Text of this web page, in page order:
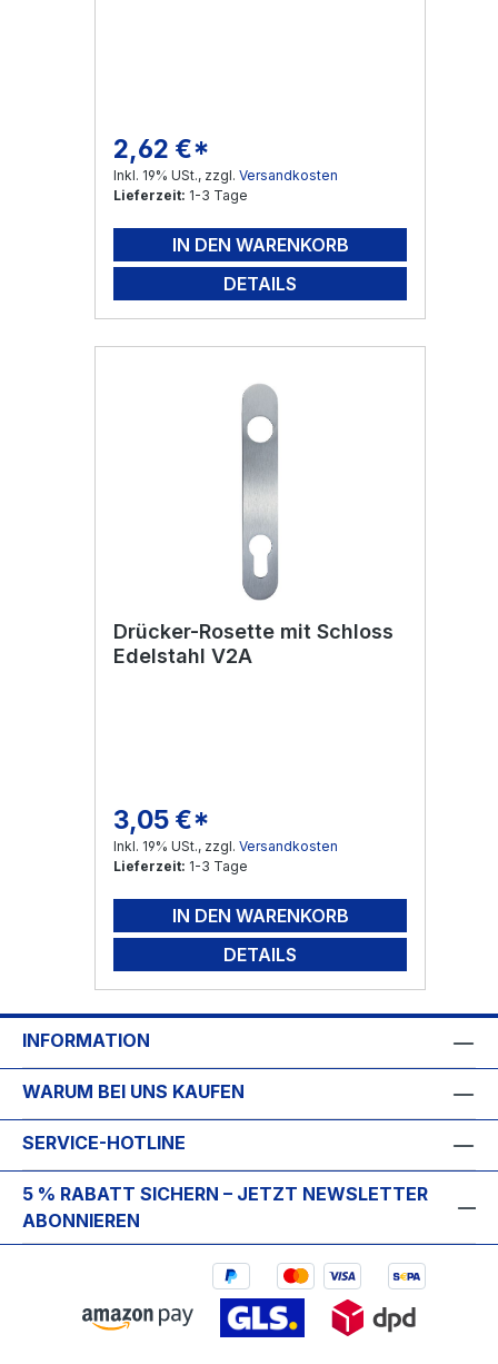
Regulärer Preis:
2,62 €*
Inkl. 19% USt., zzgl. Versandkosten
Lieferzeit: 1-3 Tage
IN DEN WARENKORB
DETAILS
Drücker-Rosette mit Schloss
Edelstahl V2A
Regulärer Preis:
3,05 €*
Inkl. 19% USt., zzgl. Versandkosten
Lieferzeit: 1-3 Tage
IN DEN WARENKORB
DETAILS
INFORMATION
WARUM BEI UNS KAUFEN
SERVICE-HOTLINE
5 % RABATT SICHERN – JETZT NEWSLETTER
ABONNIEREN